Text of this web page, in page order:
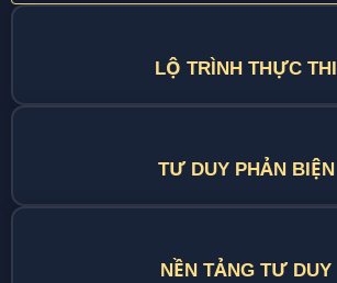
LỘ TRÌNH THỰC THI
TƯ DUY PHẢN BIỆN
NỀN TẢNG TƯ DUY